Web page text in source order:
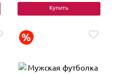
Купить